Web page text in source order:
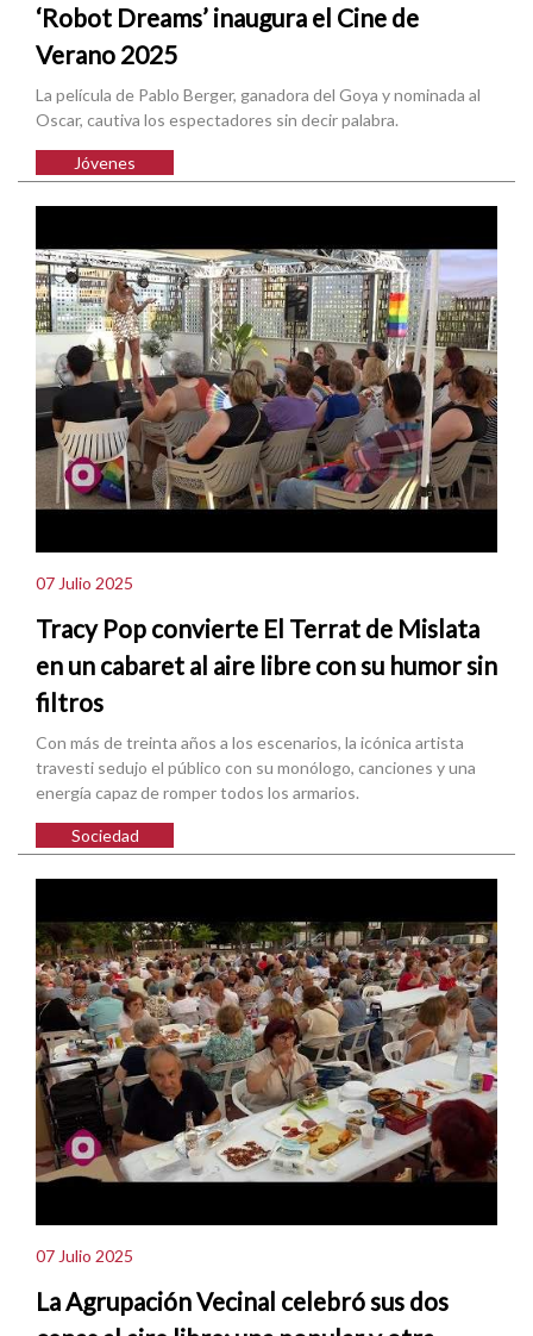
‘Robot Dreams’ inaugura el Cine de
Verano 2025
La película de Pablo Berger, ganadora del Goya y nominada al
Oscar, cautiva los espectadores sin decir palabra.
Jóvenes
07 Julio 2025
Tracy Pop convierte El Terrat de Mislata
en un cabaret al aire libre con su humor sin
filtros
Con más de treinta años a los escenarios, la icónica artista
travesti sedujo el público con su monólogo, canciones y una
energía capaz de romper todos los armarios.
Sociedad
07 Julio 2025
La Agrupación Vecinal celebró sus dos